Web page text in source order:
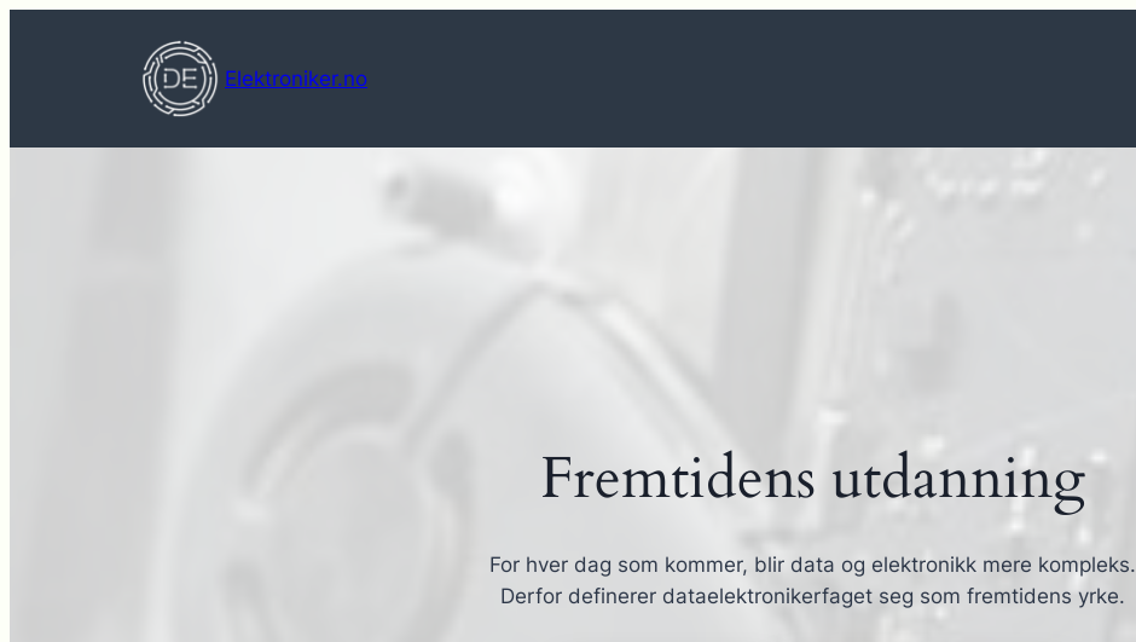
Elektroniker.no
Fremtidens utdanning
For hver dag som kommer, blir data og elektronikk mere kompleks.
Derfor definerer dataelektronikerfaget seg som fremtidens yrke.